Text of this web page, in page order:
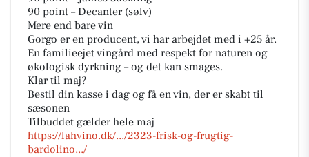
90 point – Decanter (sølv)
Mere end bare vin
Gorgo er en producent, vi har arbejdet med i +25 år.
En familieejet vingård med respekt for naturen og
økologisk dyrkning – og det kan smages.
Klar til maj?
Bestil din kasse i dag og få en vin, der er skabt til
sæsonen
Tilbuddet gælder hele maj
https://lahvino.dk/.../2323-frisk-og-frugtig-
bardolino.../